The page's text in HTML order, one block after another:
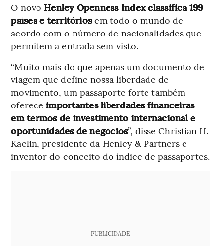
O novo Henley Openness Index classifica 199
países e territóriosem todo o mundo de
acordo com o número de nacionalidades que
permitem a entrada sem visto.
“Muito mais do que apenas um documento de
viagem que define nossa liberdade de
movimento, um passaporte forte também
ofereceimportantes liberdades financeiras
em termos de investimento internacional e
oportunidades de negócios”, disse Christian H.
Kaelin, presidente da Henley & Partners e
inventor do conceito do índice de passaportes.
PUBLICIDADE